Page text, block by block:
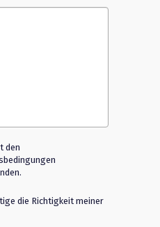
den
die Richtigkeit meiner